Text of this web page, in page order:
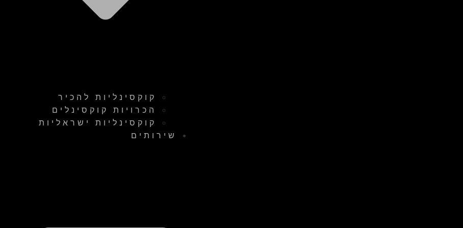
קוקסינליות להכיר
הכרויות קוקסינלים
קוקסינליות ישראליות
שירותים